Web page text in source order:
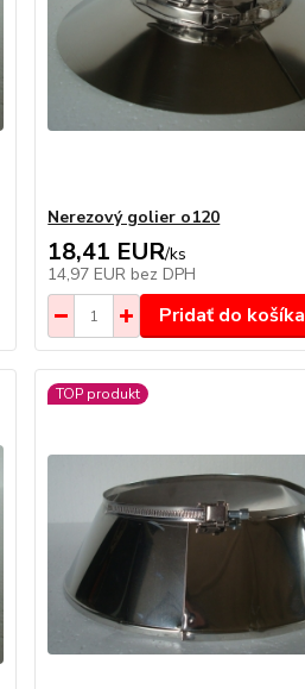
Nerezový golier o120
18,41 EUR/ks
14,97 EUR bez DPH
Pridať do košíka
TOP produkt